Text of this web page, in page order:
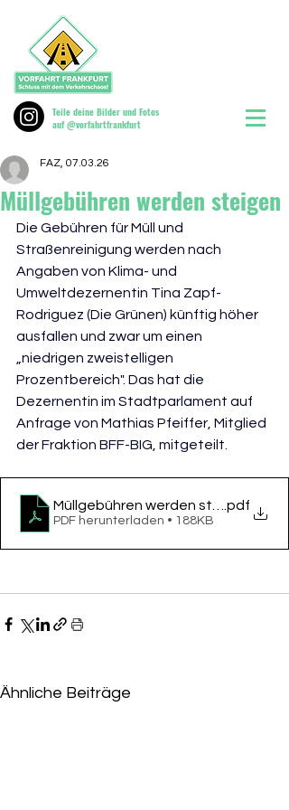
Teile deine Bilder und Fotos
auf @vorfahrtfrankfurt
Müllgebühren werden steigen
FAZ, 07.03.26
Die Gebühren für Müll und
Straßenreinigung werden nach
Angaben von Klima- und
Umweltdezernentin Tina Zapf-
Rodriguez (Die Grünen) künftig höher
ausfallen und zwar um einen
„niedrigen zweistelligen
Prozentbereich". Das hat die
Dezernentin im Stadtparlament auf
Anfrage von Mathias Pfeiffer, Mitglied
der Fraktion BFF-BIG, mitgeteilt.
Müllgebühren werden steigen,
.pdf
PDF herunterladen • 188KB
Ähnliche Beiträge